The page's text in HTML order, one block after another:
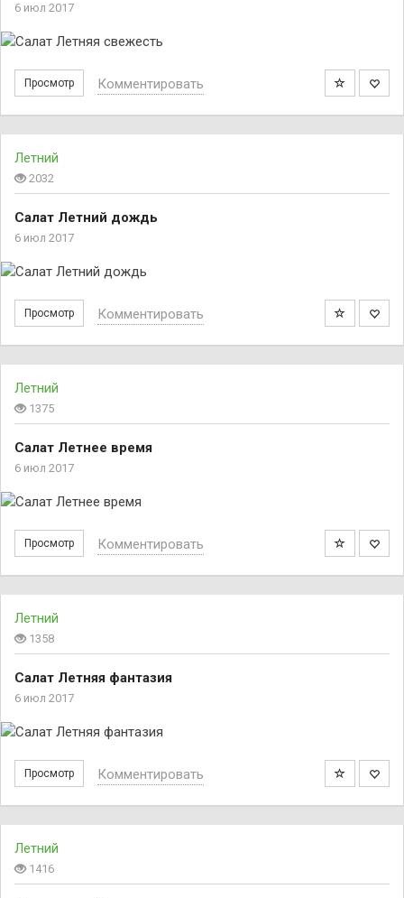
6 июл 2017
Просмотр Комментировать
Летний
2032
Салат Летний дождь
6 июл 2017
Просмотр Комментировать
Летний
1375
Салат Летнее время
6 июл 2017
Просмотр Комментировать
Летний
1358
Салат Летняя фантазия
6 июл 2017
Просмотр Комментировать
Летний
1416